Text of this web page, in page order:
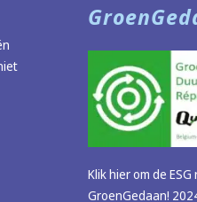
Klik hier om de
GroenGedaan!